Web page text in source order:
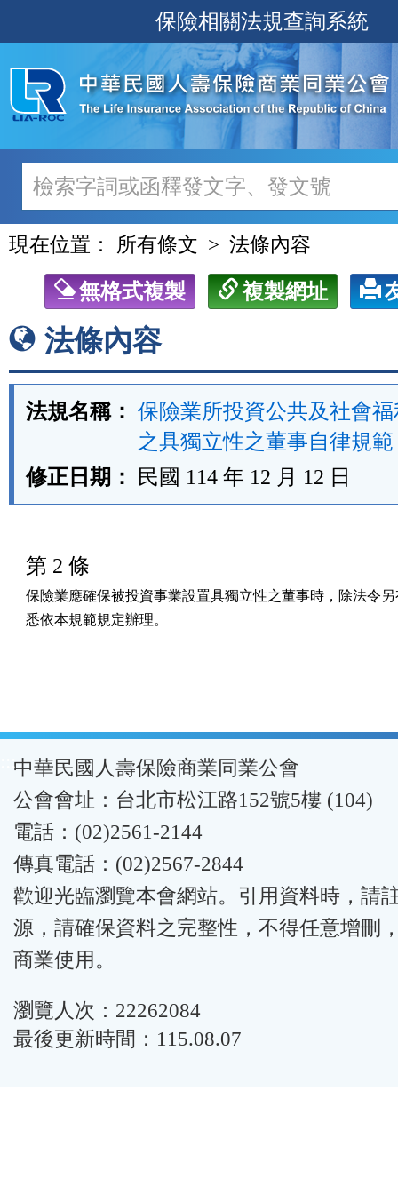
至
主
內
容
保險相關法規查詢系統
現在位置： 所有條文 法條內容
無格式複製 複製網址
法條內容
法規名稱： 保險業所投資公共及社會
之具獨立性之董事自律規範
修正日期：
民國 114 年 12 月 12 日
第 2 條
保險業應確保被投資事業設置具獨立性之董事時，除法令
悉依本規範規定辦理。
:::中華民國人壽保險商業同業公會
公會會址：台北市松江路152號5樓 (104)
電話：(02)2561-2144
傳真電話：(02)2567-2844
歡迎光臨瀏覽本會網站。引用資料時，請
源，請確保資料之完整性，不得任意增刪
商業使用。
瀏覽人次：22262084
最後更新時間：115.08.07